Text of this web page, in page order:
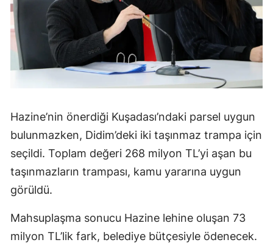
Hazine’nin önerdiği Kuşadası’ndaki parsel uygun
bulunmazken, Didim’deki iki taşınmaz trampa için
seçildi. Toplam değeri 268 milyon TL’yi aşan bu
taşınmazların trampası, kamu yararına uygun
görüldü.
Mahsuplaşma sonucu Hazine lehine oluşan 73
milyon TL’lik fark, belediye bütçesiyle ödenecek.